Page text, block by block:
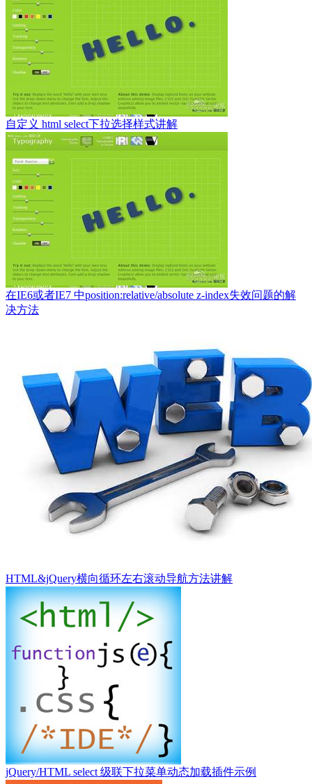
自定义 html select下拉选择样式讲解
在IE6或者IE7 中position:relative/absolute z-index失效问题的解
决方法
HTML&jQuery横向循环左右滚动导航方法讲解
jQuery/HTML select 级联下拉菜单动态加载插件示例